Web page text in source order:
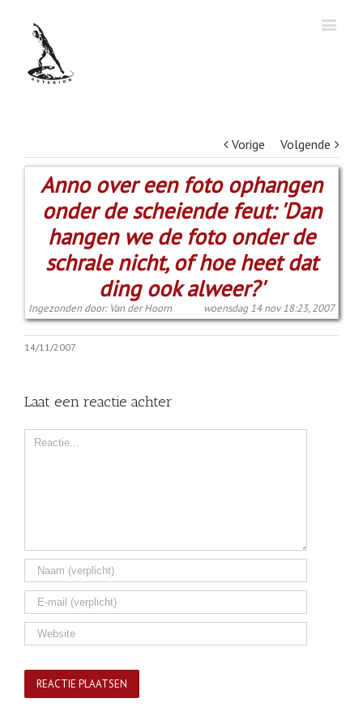
Vorige Volgende
Anno over een foto ophangen
onder de scheiende feut: 'Dan
hangen we de foto onder de
schrale nicht, of hoe heet dat
ding ook alweer?'
Ingezonden door: Van der Hoorn woensdag 14 nov 18:23, 2007
14/11/2007
Laat een reactie achter
Comment